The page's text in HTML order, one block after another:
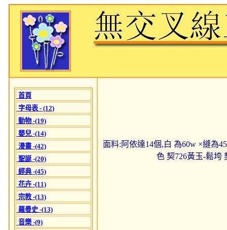
首頁
字母表 - (12)
動物 -(19)
嬰兒 -(14)
漫畫 -(42)
聖誕 -(20)
經典 -(45)
花卉 -(11)
宗教 -(13)
羅曼史 -(13)
音樂 -(9)
面料:阿依達14個,白 為60w ×縫為
色 契726黃玉-鬆垮